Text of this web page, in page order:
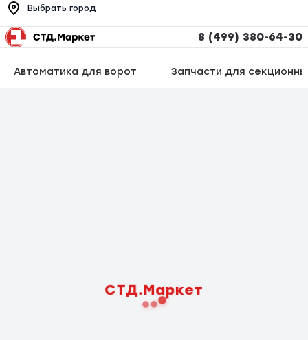
Выбрать город
8 (499) 380-64-30
Автоматика для ворот Запчасти для
СТД.Маркет